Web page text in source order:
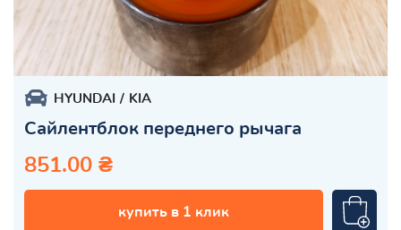
HYUNDAI KIA
Сайлентблок переднего рычага
851.00 ₴
купить в 1 клик